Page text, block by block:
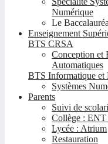
Numérique
Le
Enseignement
BTS CRSA
Conception et
Automatiques
BTS Informatique et
Systèmes
Parents
Suivi de
Collège : ENT
Lycée : Atrium
Restauration